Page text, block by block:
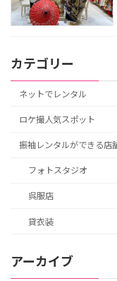
カテゴリー
ネットでレンタル
ロケ撮人気スポット
振袖レンタルができる店
フォトスタジオ
呉服店
貸衣装
アーカイブ